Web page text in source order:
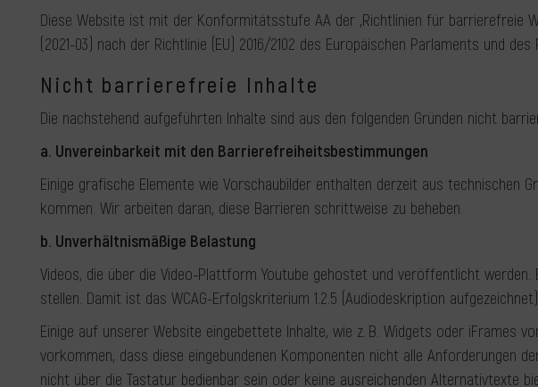
Diese Website ist mit der Konformitätsstufe AA der „Richtlinien für barrierefreie
(2021-03) nach der Richtlinie (EU) 2016/2102 des Europäischen Parlaments und des
Nicht barrierefreie Inhalte
Die nachstehend aufgeführten Inhalte sind aus den folgenden Gründen nicht
a. Unvereinbarkeit mit den Barrierefreiheitsbestimmungen
Einige grafische Elemente wie Vorschaubilder enthalten derzeit aus technischen
kommen. Wir arbeiten daran, diese Barrieren schrittweise zu beheben.
b. Unverhältnismäßige Belastung
Videos, die über die Video-Plattform Youtube gehostet und veröffentlicht
stellen. Damit ist das WCAG-Erfolgskriterium 1.2.5 (Audiodeskription
Einige auf unserer Website eingebettete Inhalte, wie z. B. Widgets oder iFrames
vorkommen, dass diese eingebundenen Komponenten nicht alle Anforderungen
nicht über die Tastatur bedienbar sein oder keine ausreichenden Alternativtexte